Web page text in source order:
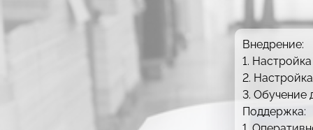
Внедрение:
1.
2.
3. Обучение
Поддержка: